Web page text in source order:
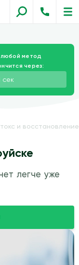
любой метод
через:
сек
и восстановление
легче уже